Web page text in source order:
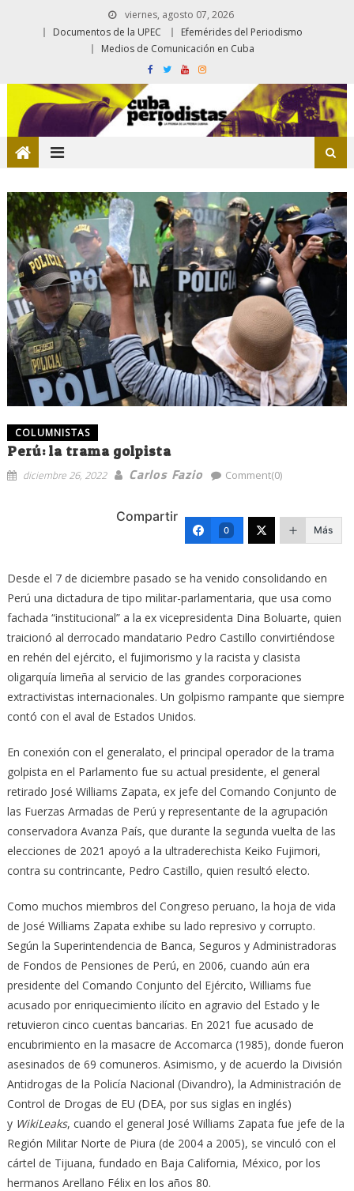
viernes, agosto 07, 2026
Documentos de la UPEC
Efemérides del Periodismo
Medios de Comunicación en Cuba
COLUMNISTAS
Perú: la trama golpista
diciembre 26, 2022 Carlos Fazio Comment(0)
Compartir
0 Más
Desde el 7 de diciembre pasado se ha venido consolidando en
Perú una dictadura de tipo militar-parlamentaria, que usa como
fachada “institucional” a la ex vicepresidenta Dina Boluarte, quien
traicionó al derrocado mandatario Pedro Castillo convirtiéndose
en rehén del ejército, el fujimorismo y la racista y clasista
oligarquía limeña al servicio de las grandes corporaciones
extractivistas internacionales. Un golpismo rampante que siempre
contó con el aval de Estados Unidos.
En conexión con el generalato, el principal operador de la trama
golpista en el Parlamento fue su actual presidente, el general
retirado José Williams Zapata, ex jefe del Comando Conjunto de
las Fuerzas Armadas de Perú y representante de la agrupación
conservadora Avanza País, que durante la segunda vuelta de las
elecciones de 2021 apoyó a la ultraderechista Keiko Fujimori,
contra su contrincante, Pedro Castillo, quien resultó electo.
Como muchos miembros del Congreso peruano, la hoja de vida
de José Williams Zapata exhibe su lado represivo y corrupto.
Según la Superintendencia de Banca, Seguros y Administradoras
de Fondos de Pensiones de Perú, en 2006, cuando aún era
presidente del Comando Conjunto del Ejército, Williams fue
acusado por enriquecimiento ilícito en agravio del Estado y le
retuvieron cinco cuentas bancarias. En 2021 fue acusado de
encubrimiento en la masacre de Accomarca (1985), donde fueron
asesinados de 69 comuneros. Asimismo, y de acuerdo la División
Antidrogas de la Policía Nacional (Divandro), la Administración de
Control de Drogas de EU (DEA, por sus siglas en inglés)
y WikiLeaks, cuando el general José Williams Zapata fue jefe de la
Región Militar Norte de Piura (de 2004 a 2005), se vinculó con el
cártel de Tijuana, fundado en Baja California, México, por los
hermanos Arellano Félix en los años 80.